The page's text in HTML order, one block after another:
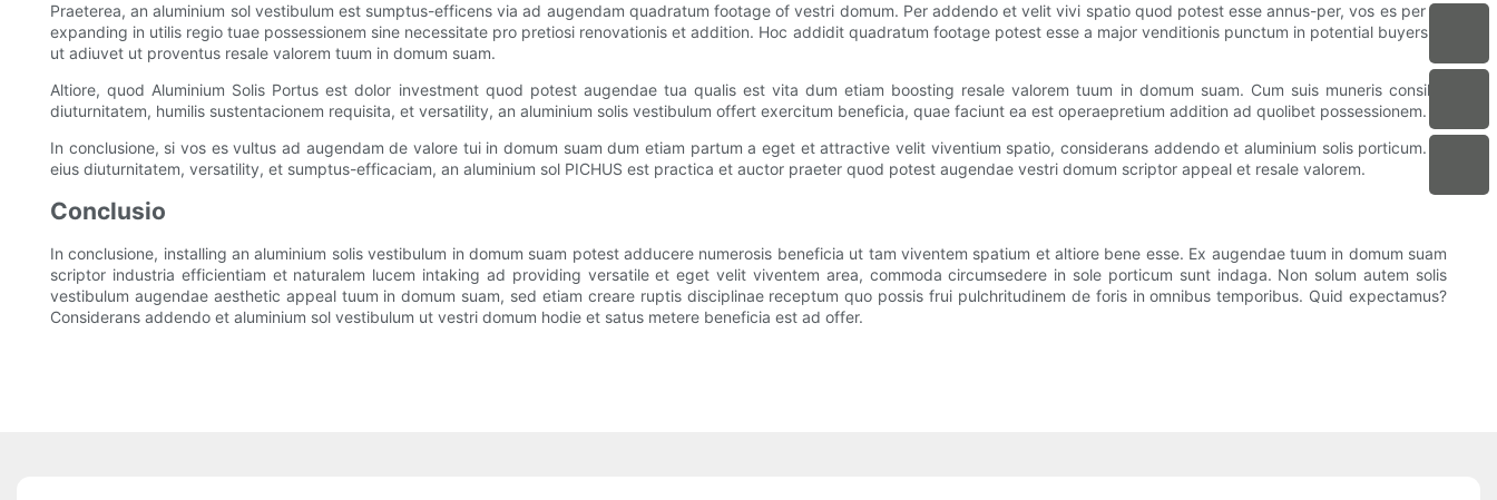
Praeterea, an aluminium sol vestibulum est sumptus-efficens via ad augendam quadratum footage of vestri domum. Per addendo et velit vivi spatio quod potest esse annus-per, vos es per se
expanding in utilis regio tuae possessionem sine necessitate pro pretiosi renovationis et addition. Hoc addidit quadratum footage potest esse a major venditionis punctum in potential buyers et
ut adiuvet ut proventus resale valorem tuum in domum suam.
Altiore, quod Aluminium Solis Portus est dolor investment quod potest augendae tua qualis est vita dum etiam boosting resale valorem tuum in domum suam. Cum suis muneris consilio,
diuturnitatem, humilis sustentacionem requisita, et versatility, an aluminium solis vestibulum offert exercitum beneficia, quae faciunt ea est operaepretium addition ad quolibet possessionem.
In conclusione, si vos es vultus ad augendam de valore tui in domum suam dum etiam partum a eget et attractive velit viventium spatio, considerans addendo et aluminium solis porticum. Et
eius diuturnitatem, versatility, et sumptus-efficaciam, an aluminium sol PICHUS est practica et auctor praeter quod potest augendae vestri domum scriptor appeal et resale valorem.
Conclusio
In conclusione, installing an aluminium solis vestibulum in domum suam potest adducere numerosis beneficia ut tam viventem spatium et altiore bene esse. Ex augendae tuum in domum suam
scriptor industria efficientiam et naturalem lucem intaking ad providing versatile et eget velit viventem area, commoda circumsedere in sole porticum sunt indaga. Non solum autem solis
vestibulum augendae aesthetic appeal tuum in domum suam, sed etiam creare ruptis disciplinae receptum quo possis frui pulchritudinem de foris in omnibus temporibus. Quid expectamus?
Considerans addendo et aluminium sol vestibulum ut vestri domum hodie et satus metere beneficia est ad offer.